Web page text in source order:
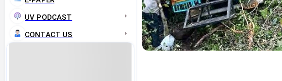
UV PODCAST
CONTACT US